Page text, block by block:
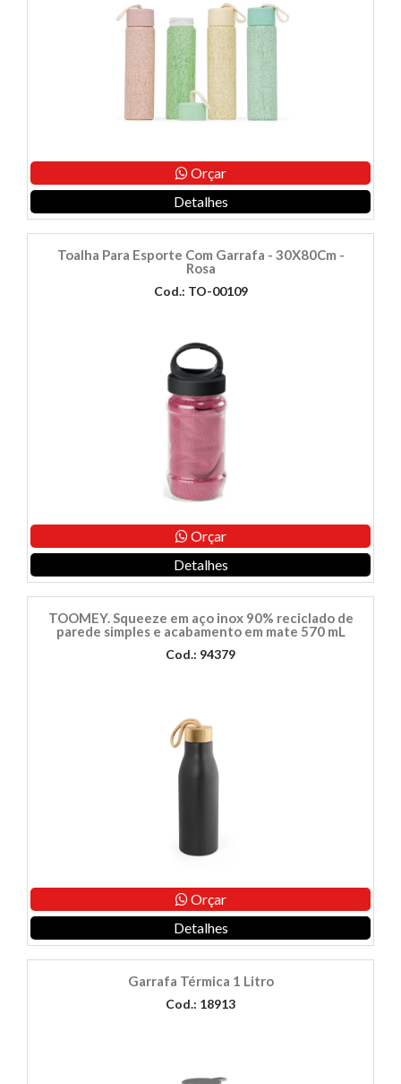
Orçar
Detalhes
Toalha Para Esporte Com Garrafa - 30X80Cm -
Rosa
Cod.: TO-00109
Orçar
Detalhes
TOOMEY. Squeeze em aço inox 90% reciclado de
parede simples e acabamento em mate 570 mL
Cod.: 94379
Orçar
Detalhes
Garrafa Térmica 1 Litro
Cod.: 18913